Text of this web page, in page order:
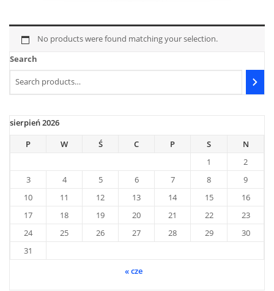
No products were found matching your selection.
Search
sierpień 2026
P
W Ś C P S
N
1
2
3
4 5 6 7 8
9
10
11 12 13 14 15
16
17
18 19 20 21 22
23
24
25 26 27 28 29
30
31
« cze